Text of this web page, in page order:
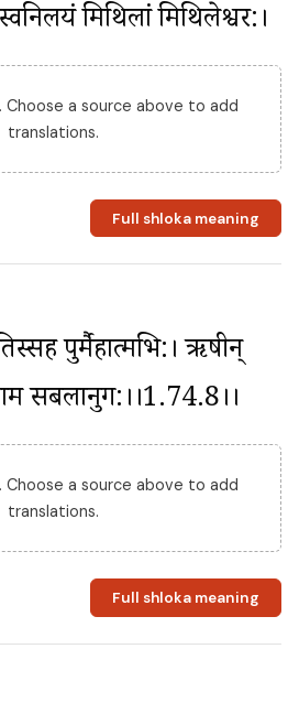
मिथिलां मिथिलेश्वर:।
Choose a source above to add
translations.
Full shloka meaning
पुत्रैर्महात्मभि:। ऋषीन्
सबलानुग:।।1.74.8।।
a source above to add
translations.
Full shloka meaning